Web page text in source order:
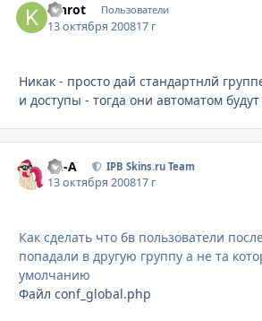
Kinrot Пользователи
13 октября 200817 г
Никак - просто дай стандартнлй
и доступы - тогда они автоматом
Ph-A IPB Skins.ru Team
13 октября 200817 г
Как сделать что бв пользователи
попадали в другую группу а не та
умолчанию
Файл conf_global.php